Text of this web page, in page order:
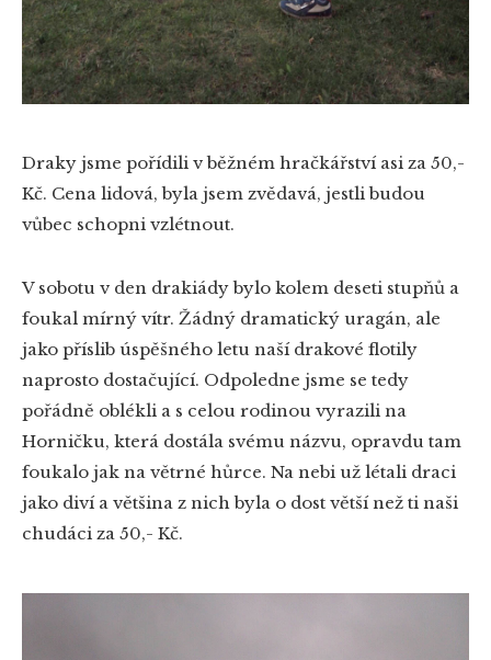
Draky jsme pořídili v běžném hračkářství asi za 50,-
Kč. Cena lidová, byla jsem zvědavá, jestli budou
vůbec schopni vzlétnout.
V sobotu v den drakiády bylo kolem deseti stupňů a
foukal mírný vítr. Žádný dramatický uragán, ale
jako příslib úspěšného letu naší drakové flotily
naprosto dostačující. Odpoledne jsme se tedy
pořádně oblékli a s celou rodinou vyrazili na
Horničku, která dostála svému názvu, opravdu tam
foukalo jak na větrné hůrce. Na nebi už létali draci
jako diví a většina z nich byla o dost větší než ti naši
chudáci za 50,- Kč.